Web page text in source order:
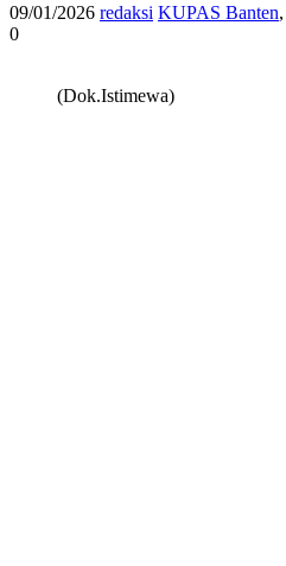
09/01/2026 redaksi KUPAS Banten,
0
(Dok.Istimewa)